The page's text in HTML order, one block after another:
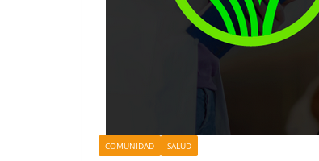
COMUNIDAD SALUD